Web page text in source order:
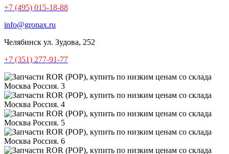
+7 (495) 015-18-88
info@gronax.ru
Челябинск ул. Зудова, 252
+7 (351) 277-91-77